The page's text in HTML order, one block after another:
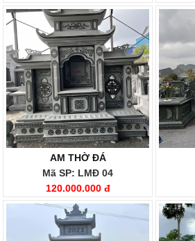
AM THỜ ĐÁ
Mã SP: LMĐ 04
120.000.000 đ